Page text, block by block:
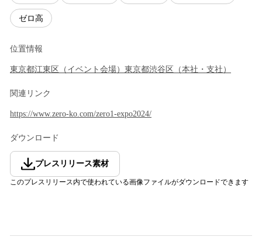
ゼロ高
位置情報
東京都江東区 （ イベント会場） 東京都渋谷区 （本社・支社 ）
関連リンク
https://www.zero-ko.com/zero1-expo2024/
ダウンロード
プレスリリース素材
このプレスリリース内で使われている画像ファイルがダウンロードできます